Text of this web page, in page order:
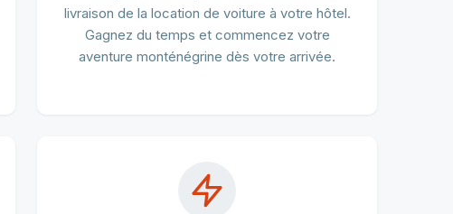
livraison de la location de voiture à votre hôtel.
Gagnez du temps et commencez votre
aventure monténégrine dès votre arrivée.